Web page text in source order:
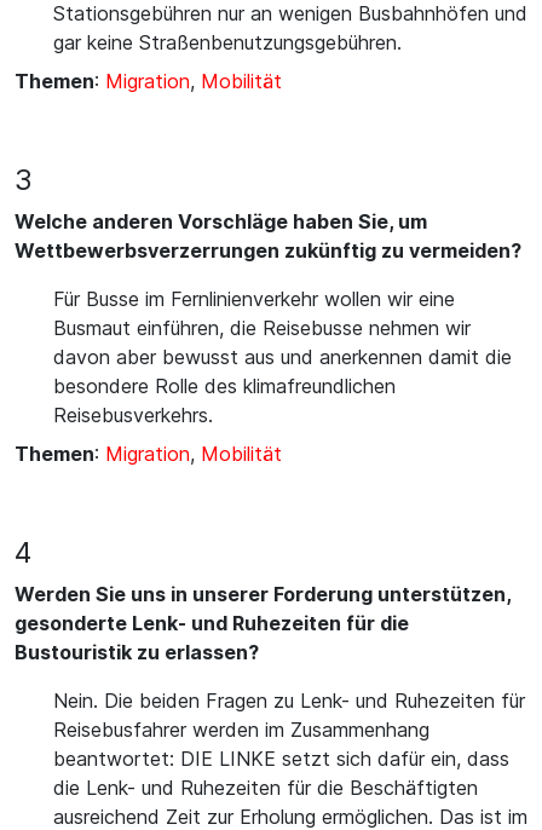
Stationsgebühren nur an wenigen Busbahnhöfen und
gar keine Straßenbenutzungsgebühren.
Themen: Migration, Mobilität
3
Welche anderen Vorschläge haben Sie, um
Wettbewerbsverzerrungen zukünftig zu vermeiden?
Für Busse im Fernlinienverkehr wollen wir eine
Busmaut einführen, die Reisebusse nehmen wir
davon aber bewusst aus und anerkennen damit die
besondere Rolle des klimafreundlichen
Reisebusverkehrs.
Themen: Migration, Mobilität
4
Werden Sie uns in unserer Forderung unterstützen,
gesonderte Lenk- und Ruhezeiten für die
Bustouristik zu erlassen?
Nein. Die beiden Fragen zu Lenk- und Ruhezeiten für
Reisebusfahrer werden im Zusammenhang
beantwortet: DIE LINKE setzt sich dafür ein, dass
die Lenk- und Ruhezeiten für die Beschäftigten
ausreichend Zeit zur Erholung ermöglichen. Das ist im